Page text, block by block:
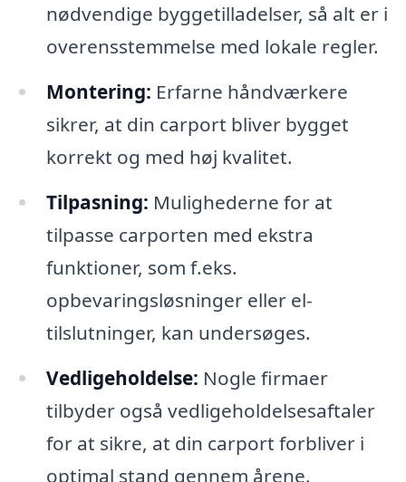
nødvendige byggetilladelser, så alt er i
overensstemmelse med lokale regler.
Montering: Erfarne håndværkere
sikrer, at din carport bliver bygget
korrekt og med høj kvalitet.
Tilpasning: Mulighederne for at
tilpasse carporten med ekstra
funktioner, som f.eks.
opbevaringsløsninger eller el-
tilslutninger, kan undersøges.
Vedligeholdelse: Nogle firmaer
tilbyder også vedligeholdelsesaftaler
for at sikre, at din carport forbliver i
optimal stand gennem årene.